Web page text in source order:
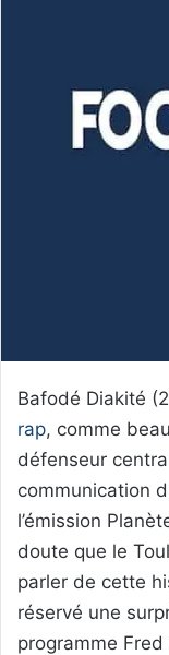
Bafodé Diakité
rap, comme
défenseur
communication
l’émission
doute que le
parler de cette
réservé une
programme